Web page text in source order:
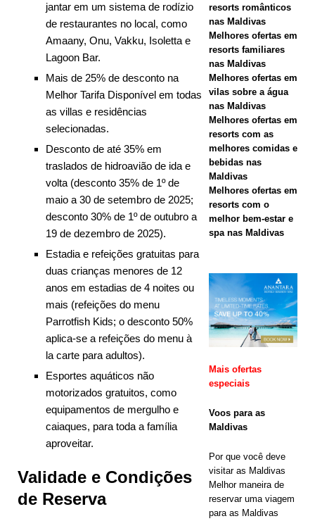
ESTRELAS
[ 21 de
2025 ]
Oferta da
Ihuru 2025
OFERTAS
ESPECIAIS
[ 17 de
2025 ] A
hotéis e
resorts
jantar em um sistema de rodízio
de restaurantes no local, como
Amaany, Onu, Vakku, Isoletta e
Lagoon Bar.
Mais de 25% de desconto na
Melhor Tarifa Disponível em todas
as villas e residências
selecionadas.
Desconto de até 35% em
traslados de hidroavião de ida e
volta (desconto 35% de 1º de
maio a 30 de setembro de 2025;
desconto 30% de 1º de outubro a
19 de dezembro de 2025).
Estadia e refeições gratuitas para
duas crianças menores de 12
anos em estadias de 4 noites ou
mais (refeições do menu
Parrotfish Kids; o desconto 50%
aplica-se a refeições do menu à
la carte para adultos).
Esportes aquáticos não
motorizados gratuitos, como
equipamentos de mergulho e
caiaques, para toda a família
aproveitar.
Validade e Condições
de Reserva
resorts românticos
nas Maldivas
Melhores ofertas em
resorts familiares
nas Maldivas
Melhores ofertas em
vilas sobre a água
nas Maldivas
Melhores ofertas em
resorts com as
melhores comidas e
bebidas nas
Maldivas
Melhores ofertas em
resorts com o
melhor bem-estar e
spa nas Maldivas
Mais ofertas
especiais
Voos para as
Maldivas
Por que você deve
visitar as Maldivas
Melhor maneira de
reservar uma viagem
para as Maldivas